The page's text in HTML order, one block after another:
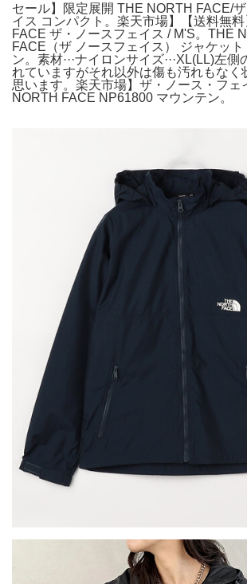
セール】限定展開 THE NORTH FACE/
イス コンパクト。楽天市場】【送料無
FACE ザ・ノースフェイス / M'S。THE
FACE（ザ ノースフェイス） ジャケッ
ン。素材···ナイロンサイズ···XL(LL)左
れていますがそれ以外は傷も汚れもなく
思います。楽天市場】ザ・ノース・フェ
NORTH FACE NP61800 マウンテン。